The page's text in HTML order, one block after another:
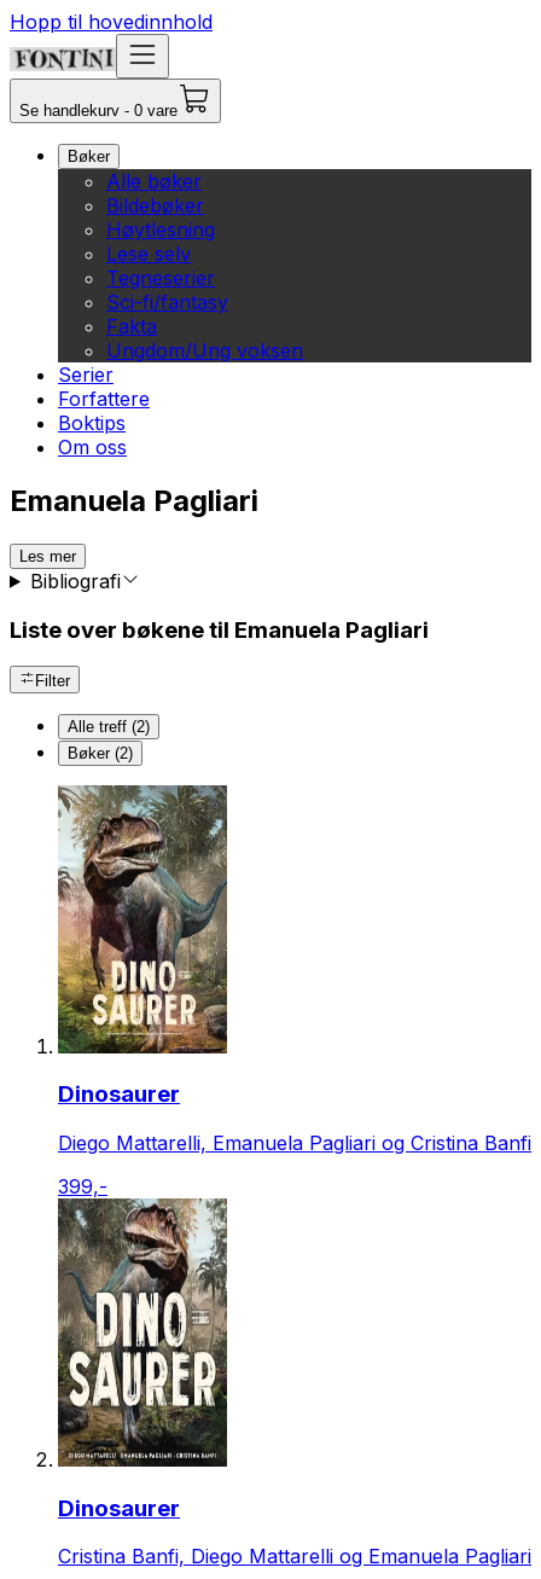
Hopp til hovedinnhold
Se handlekurv - 0 vare
Bøker
Alle bøker
Bildebøker
Høytlesning
Lese selv
Tegneserier
Sci-fi/fantasy
Fakta
Ungdom/Ung voksen
Serier
Forfattere
Boktips
Om oss
Emanuela Pagliari
Les mer
Bibliografi
Liste over bøkene til Emanuela Pagliari
Filter
Alle treff (2)
Bøker (2)
Dinosaurer
Diego Mattarelli, Emanuela Pagliari og Cristina Banfi
399,-
Dinosaurer
Cristina Banfi, Diego Mattarelli og Emanuela Pagliari